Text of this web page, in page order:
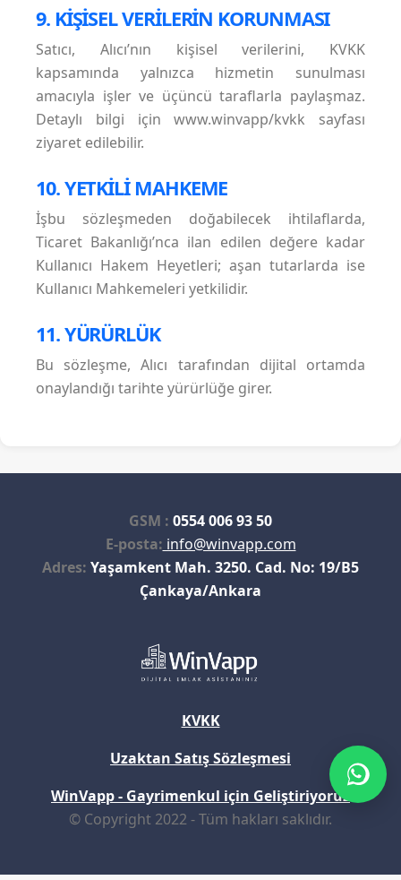
9. KİŞİSEL VERİLERİN KORUNMASI
Satıcı, Alıcı’nın kişisel verilerini, KVKK
kapsamında yalnızca hizmetin sunulması
amacıyla işler ve üçüncü taraflarla paylaşmaz.
Detaylı bilgi için www.winvapp/kvkk sayfası
ziyaret edilebilir.
10. YETKİLİ MAHKEME
İşbu sözleşmeden doğabilecek ihtilaflarda,
Ticaret Bakanlığı’nca ilan edilen değere kadar
Kullanıcı Hakem Heyetleri; aşan tutarlarda ise
Kullanıcı Mahkemeleri yetkilidir.
11. YÜRÜRLÜK
Bu sözleşme, Alıcı tarafından dijital ortamda
onaylandığı tarihte yürürlüğe girer.
GSM : 0554 006 93 50
E-posta: info@winvapp.com
Adres: Yaşamkent Mah. 3250. Cad. No: 19/B5
Çankaya/Ankara
KVKK
Uzaktan Satış Sözleşmesi
WinVapp - Gayrimenkul için Geliştiriyoruz
© Copyright 2022 - Tüm hakları saklıdır.